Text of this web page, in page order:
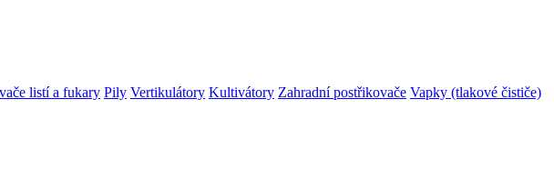
listí a fukary Pily Vertikulátory Kultivátory Zahradní postřikovače Vapky (tlakové čističe)